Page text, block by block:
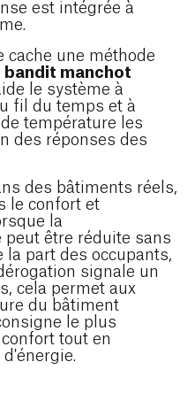
est intégrée à
cache une méthode
bandit manchot
le système à
fil du temps et à
température les
des réponses des
des bâtiments réels,
le confort et
la
être réduite sans
la part des occupants,
signale un
cela permet aux
du bâtiment
le plus
tout en